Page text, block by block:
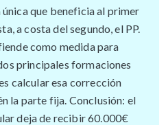
que beneficia al primer
a costa del segundo, el PP.
como medida para
principales formaciones
calcular esa corrección
la parte fija. Conclusión: el
deja de recibir 60.000€